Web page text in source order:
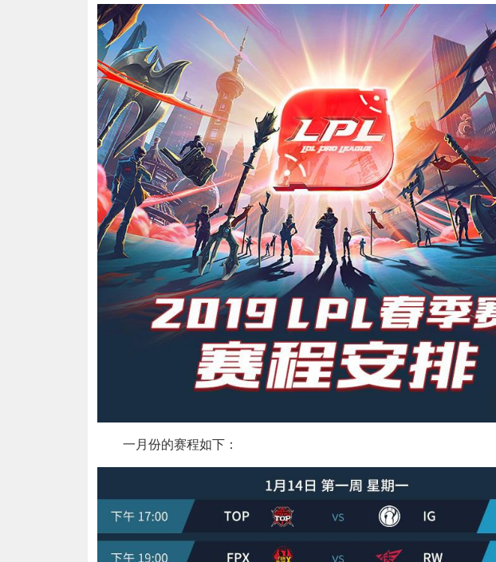
一月份的赛程如下：